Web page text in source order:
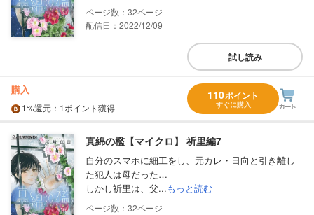
32
配信日：2022/12/09
試し読み
購入
1%還元 ：1ポイント獲得
110ポイント
すぐに購入
真綿の檻【マイクロ】 祈里編7
自分のスマホに細工をし、元カレ・日向と引き離し
た犯人は母だった…
しかし祈里は、父...もっと読む
32